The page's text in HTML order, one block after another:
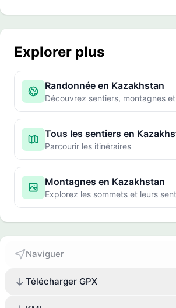
Explorer plus
Randonnée en Kazakhstan
Découvrez sentiers, montagnes
Tous les sentiers en
Parcourir les itinéraires
Montagnes en Kazakhstan
Explorez les sommets et leurs
Naviguer
Télécharger GPX